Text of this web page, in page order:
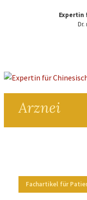
Expertin
Dr.
Arznei
Fachartikel für